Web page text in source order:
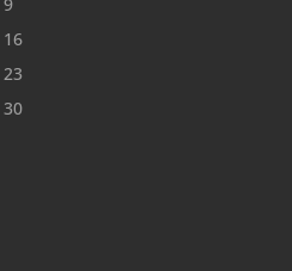
16
23
30